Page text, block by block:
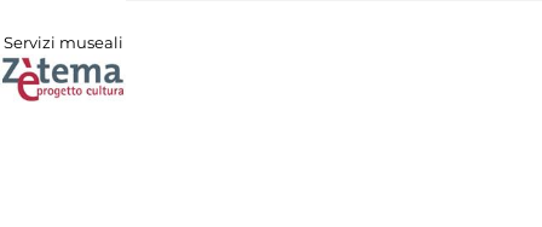
Servizi museali